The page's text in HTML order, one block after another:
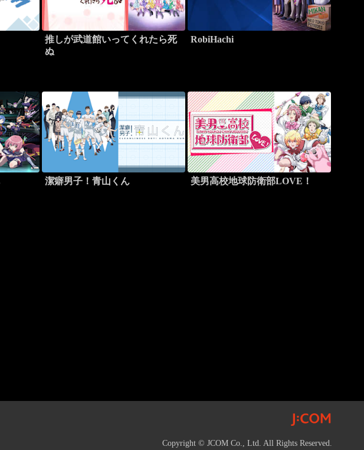
推しが武道館いってくれたら死
ぬ
RobiHachi
潔癖男子！青山くん 美男高校地球防衛部LOVE！
Copyright © JCOM Co., Ltd. All Rights Reserved.